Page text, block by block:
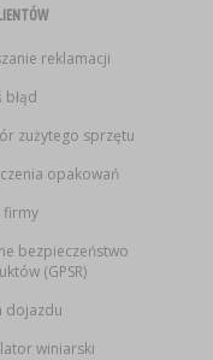
reklamacji
błąd
zużytego sprzętu
opakowań
firmy
bezpieczeństwo
(GPSR)
dojazdu
winiarski